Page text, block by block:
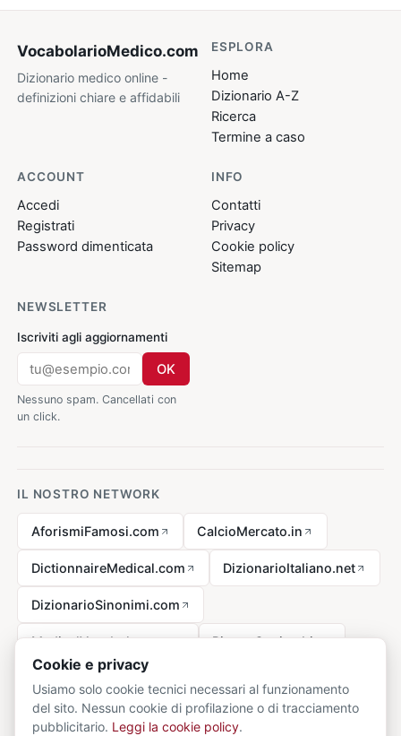
VocabolarioMedico.com
Dizionario medico online -
definizioni chiare e affidabili
ESPLORA
Home
Dizionario A-Z
Ricerca
Termine a caso
ACCOUNT
Accedi
Registrati
Password dimenticata
INFO
Contatti
Privacy
Cookie policy
Sitemap
NEWSLETTER
Iscriviti agli aggiornamenti
OK
Nessuno spam. Cancellati con
un click.
IL NOSTRO NETWORK
AforismiFamosi.com CalcioMercato.in
DictionnaireMedical.com DizionarioItaliano.net
DizionarioSinonimi.com
MedicalVocabulary.org RicetteCucina.biz
Avviso legale ai sensi della legge n. 62 del 07.03.2001
Cookie e privacy
Usiamo solo cookie tecnici necessari al funzionamento
del sito. Nessun cookie di profilazione o di tracciamento
pubblicitario. Leggi la cookie policy.